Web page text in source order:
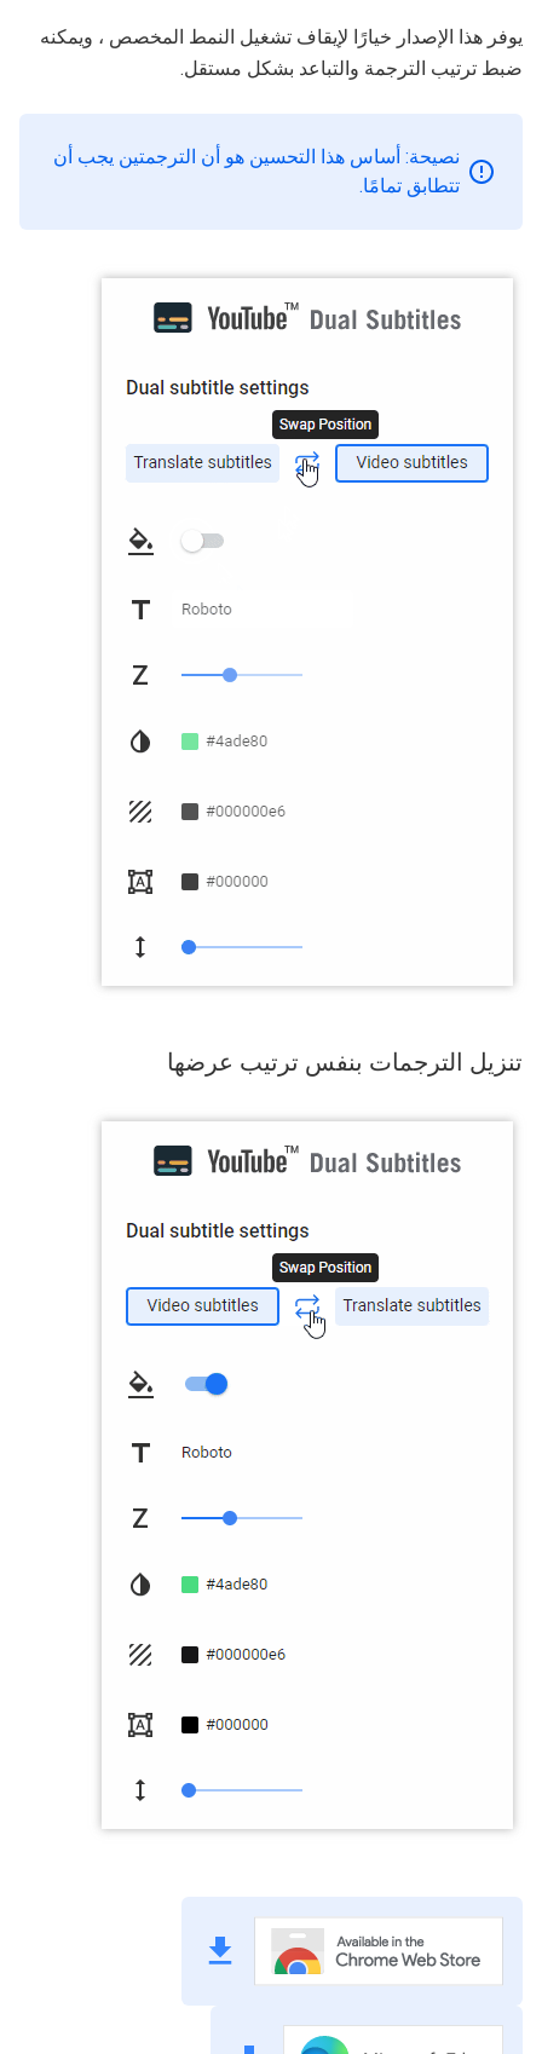
يوفر هذا الإصدار خيارًا لإيقاف تشغيل النمط المخصص ، ويمكنه
ضبط ترتيب الترجمة والتباعد بشكل مستقل.
نصيحة: أساس هذا التحسين هو أن الترجمتين يجب أن
تتطابق تمامًا.
تنزيل الترجمات بنفس ترتيب عرضها